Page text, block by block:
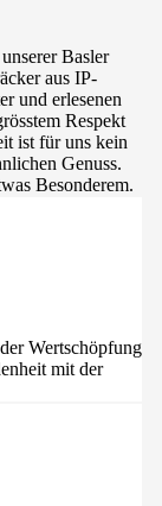
Basler
aus IP-
und erlesenen
Respekt
ist für uns kein
Genuss.
Besonderem.
Wertschöpfung
mit der